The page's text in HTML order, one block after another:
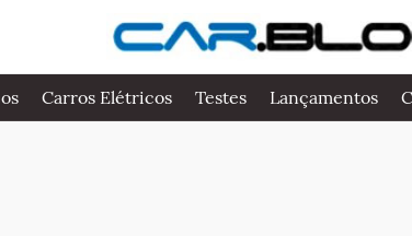
Carros Elétricos Testes Lançamentos